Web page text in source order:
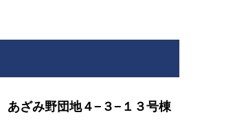
あざみ野団地４−３−１３号棟